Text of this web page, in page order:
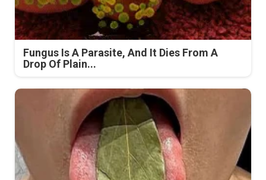
Fungus Is A Parasite, And It Dies From A
Drop Of Plain...